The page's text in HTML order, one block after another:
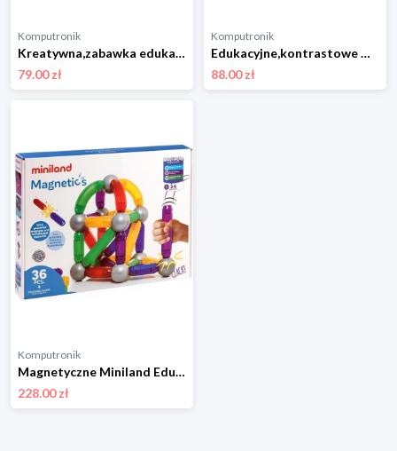
Komputronik
Kreatywna,zabawka edukacyjna Miniland Educational Kubeczki i Wiaderka MLZ96285
79.00 zł
Komputronik
Edukacyjne,kontrastowe Miniland Educational Moje Pierwsze Zmysły MLZ97313
88.00 zł
Komputronik
Magnetyczne Miniland Educational Magnetyczne 36 el. MLZ94105
228.00 zł